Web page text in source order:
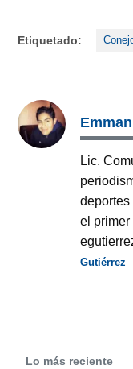
Etiquetado:
Lic.
el
Gutiérrez
Lo más reciente